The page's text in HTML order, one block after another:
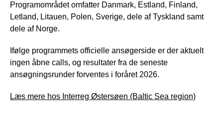
Programområdet omfatter Danmark, Estland, Finland,
Letland, Litauen, Polen, Sverige, dele af Tyskland samt
dele af Norge.
Ifølge programmets officielle ansøgerside er der aktuelt
ingen åbne calls, og resultater fra de seneste
ansøgningsrunder forventes i foråret 2026.
Læs mere hos Interreg Østersøen (Baltic Sea region)